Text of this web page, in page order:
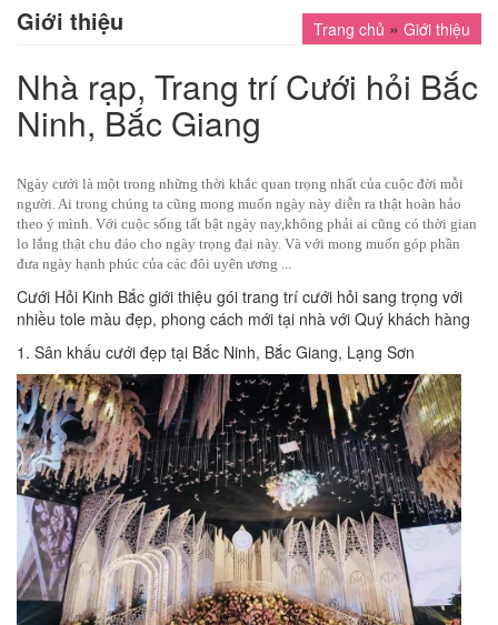
Giới thiệu Trang chủ » Giới thiệu
Nhà rạp, Trang trí Cưới hỏi Bắc
Ninh, Bắc Giang
Ngày cưới là một trong những thời khắc quan trọng nhất của cuộc đời mỗi
người. Ai trong chúng ta cũng mong muốn ngày này diễn ra thật hoàn hảo
theo ý mình. Với cuộc sống tất bật ngày nay,không phải ai cũng có thời gian
lo lắng thật chu đáo cho ngày trọng đại này. Và với mong muốn góp phần
đưa ngày hạnh phúc của các đôi uyên ương ...
Cưới Hỏi Kinh Bắc giới thiệu gói trang trí cưới hỏi sang trọng với
nhiều tole màu đẹp, phong cách mới tại nhà với Quý khách hàng
1. Sân khấu cưới đẹp tại Bắc Ninh, Bắc Giang, Lạng Sơn